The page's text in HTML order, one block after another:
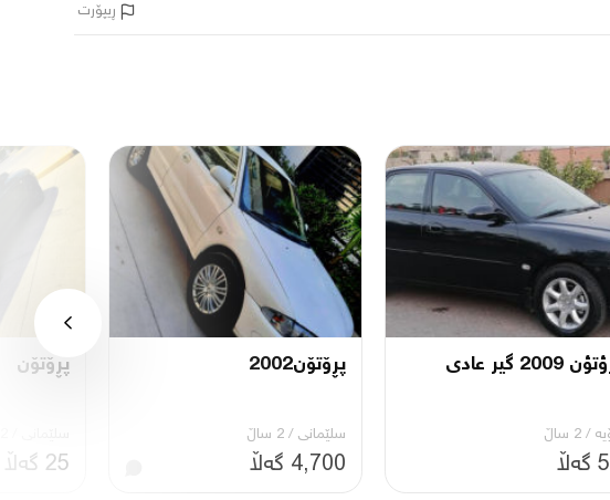
ڕیپۆرت
2009 گير عادى
/ 2 ساڵ
پڕۆتۆن2002
سلێمانی / 2 ساڵ
4,700 گەڵا
پڕۆتۆن
25 گەڵا